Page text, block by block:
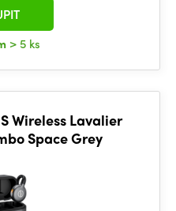
> 5 ks
Wireless Lavalier
Space Grey